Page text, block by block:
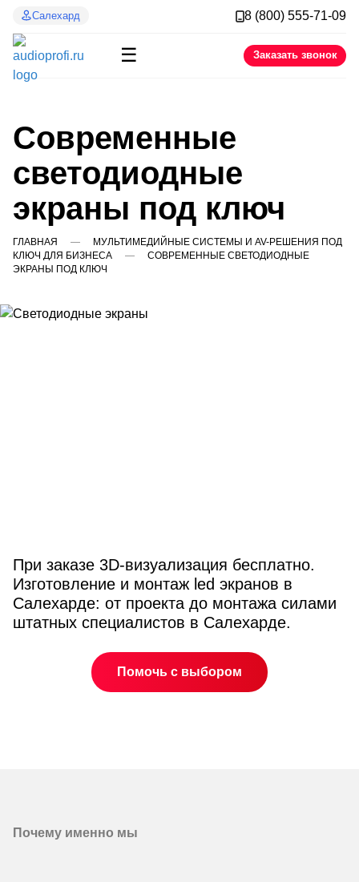
Салехард 8 (800) 555-71-09
☰ Заказать звонок
Современные
светодиодные
экраны под ключ
ГЛАВНАЯ
МУЛЬТИМЕДИЙНЫЕ СИСТЕМЫ И AV-РЕШЕНИЯ ПОД
КЛЮЧ ДЛЯ БИЗНЕСА
СОВРЕМЕННЫЕ СВЕТОДИОДНЫЕ
ЭКРАНЫ ПОД КЛЮЧ
При заказе 3D-визуализация бесплатно.
Изготовление и монтаж led экранов в
Салехарде: от проекта до монтажа силами
штатных специалистов в Салехарде.
Помочь с выбором
Почему именно мы